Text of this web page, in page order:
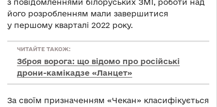
з повідомленнями білоруських ЗМІ, роботи над
його розробленням мали завершитися
у першому кварталі 2022 року.
ЧИТАЙТЕ ТАКОЖ:
Зброя ворога: що відомо про російські
дрони-камікадзе «Ланцет»
За своїм призначенням «Чекан» класифікується